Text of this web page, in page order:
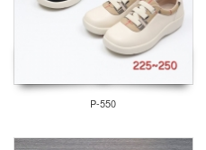
P-550